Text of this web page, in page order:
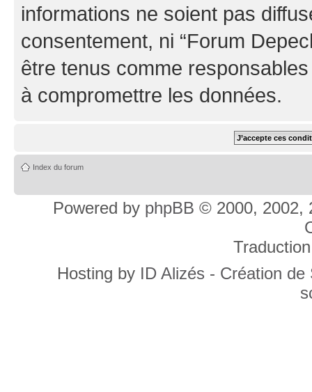
informations ne soient pas
consentement, ni “Forum
être tenus comme
à compromettre les données.
Index du forum
Powered by phpBB © 2000, 2002,
Hosting by ID Alizés - Création